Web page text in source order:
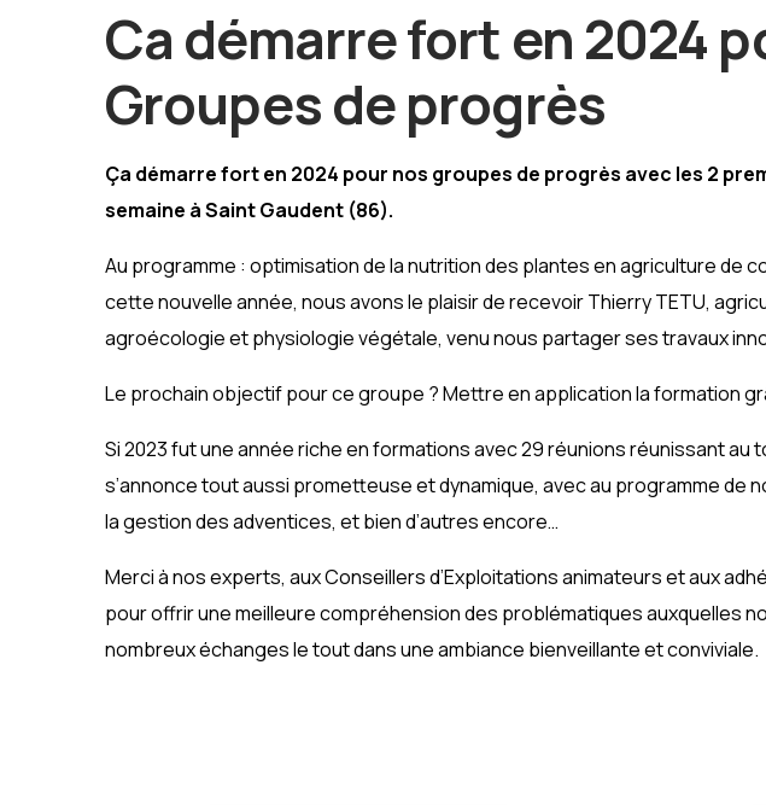
Ca démarre fort en 2024
Groupes de progrès
Ça démarre fort en 2024 pour nos groupes de progrès avec les 2
semaine à Saint Gaudent (86).
Au programme : optimisation de la nutrition des plantes en agriculture de
cette nouvelle année, nous avons le plaisir de recevoir Thierry TETU,
agroécologie et physiologie végétale, venu nous partager ses travaux
Le prochain objectif pour ce groupe ? Mettre en application la formation
Si 2023 fut une année riche en formations avec 29 réunions réunissant au
s’annonce tout aussi prometteuse et dynamique, avec au programme de
la gestion des adventices, et bien d’autres encore…
Merci à nos experts, aux Conseillers d’Exploitations animateurs et aux
pour offrir une meilleure compréhension des problématiques auxquelles
nombreux échanges le tout dans une ambiance bienveillante et conviviale.